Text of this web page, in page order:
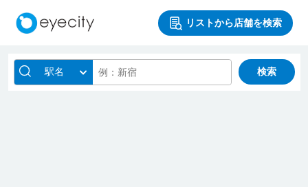
リストから店舗を検索
駅名 検索